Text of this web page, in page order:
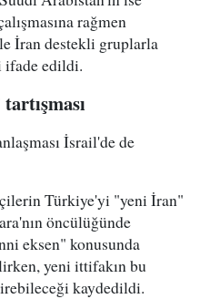
rağmen
İran destekli gruplarla
ifade edildi.
İsrail'de de
Türkiye'yi "yeni İran"
öncülüğünde
eksen" konusunda
yeni ittifakın bu
kaydedildi.